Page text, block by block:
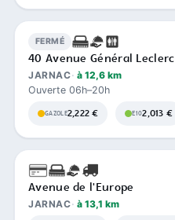
FERMÉ
40 Avenue Général Leclerc
JARNAC à 12,6 km
Ouverte 06h–20h
GAZOLE2,222 € E102,013 €
Avenue de l'Europe
JARNAC à 13,1 km